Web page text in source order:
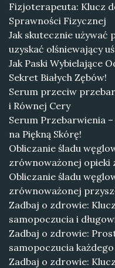
Fizjoterapeuta: Klucz
Sprawności Fizycznej
Jak skutecznie używać
uzyskać olśniewający
Jak Paski Wybielające
Sekret Białych Zębów!
Serum przeciw
i Równej Cery
Serum Przebarwienia
na Piękną Skórę!
Obliczanie śladu
zrównoważonej opieki
Obliczanie śladu
zrównoważonej
Zadbaj o zdrowie:
samopoczucia i
Zadbaj o zdrowie:
samopoczucia
Zadbaj o zdrowie: